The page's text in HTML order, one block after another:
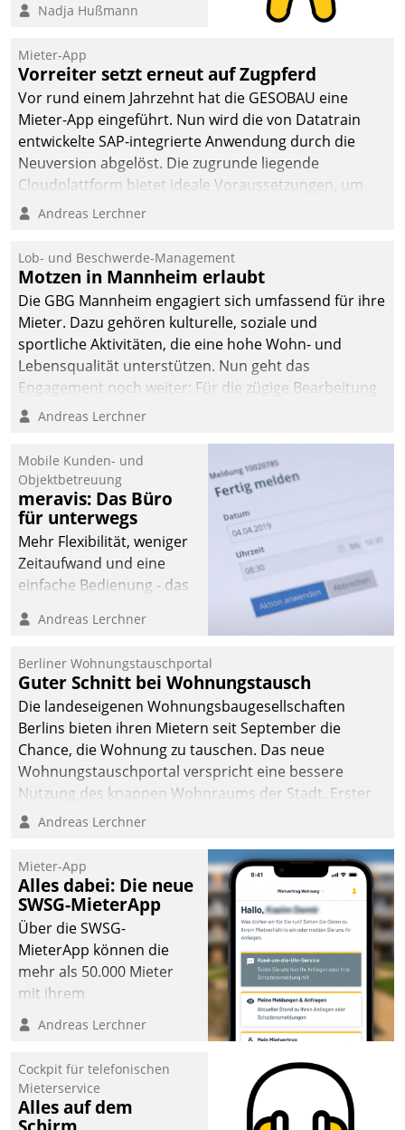
methodisch
Quartier. Dazwischen
zeigte Datatrain, was es
Neues zu bieten hat.
Nadja Hußmann
Mieter-App
Vorreiter setzt erneut auf Zugpferd
Vor rund einem Jahrzehnt hat die GESOBAU eine
Mieter-App eingeführt. Nun wird die von Datatrain
entwickelte SAP-integrierte Anwendung durch die
Neuversion abgelöst. Die zugrunde liegende
Cloudplattform bietet ideale Voraussetzungen, um
die Funktionalität der App zu erweitern und weitere
integrieren.
Andreas Lerchner
Lob- und Beschwerde-Management
Motzen in Mannheim erlaubt
Die GBG Mannheim engagiert sich umfassend für ihre
Mieter. Dazu gehören kulturelle, soziale und
sportliche Aktivitäten, die eine hohe Wohn- und
Lebensqualität unterstützen. Nun geht das
Engagement noch weiter: Für die zügige Bearbeitung
von Beschwerden – oder Lob – richtet das
und Beschwerde-Management einen eigenen Kanal
ein.
Andreas Lerchner
Mobile Kunden- und
Objektbetreuung
meravis: Das Büro
für unterwegs
Mehr Flexibilität, weniger
Zeitaufwand und eine
einfache Bedienung - das
Cockpit für mobile
Datatrain. Die meravis
Wohnungsbau- und
Immobilien GmbH hat
sich dabei für den Betrieb
der Lösung über die SAP
Cloud Platform
entschieden - als erstes
Unternehmen am
Andreas Lerchner
Berliner Wohnungstauschportal
Guter Schnitt bei Wohnungstausch
Die landeseigenen Wohnungsbaugesellschaften
Berlins bieten ihren Mietern seit September die
Chance, die Wohnung zu tauschen. Das neue
Wohnungstauschportal verspricht eine bessere
Nutzung des knappen Wohnraums der Stadt. Erster
Anwendungsfall für Datatrains Lösung API-Hub mit
Unternehmen.
Andreas Lerchner
Mieter-App
Alles dabei: Die neue
SWSG-MieterApp
Über die SWSG-
MieterApp können die
mehr als 50.000 Mieter
mit ihrem
Wohnungsunternehmen
kommunizieren, auf dem
einsehen und ändern
oder
Schadensmeldungen
Andreas Lerchner
Cockpit für telefonischen
Mieterservice
Alles auf dem